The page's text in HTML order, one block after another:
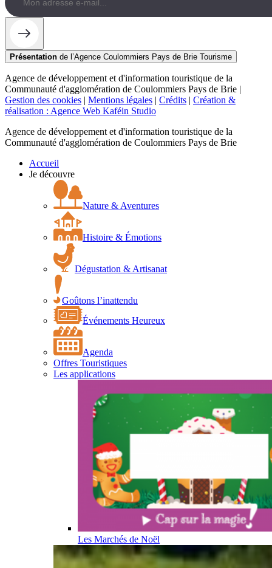
Présentation de l’Agence Coulommiers Pays de Brie Tourisme
Agence de développement et d'information touristique de la
Communauté d'agglomération de Coulommiers Pays de Brie |
Gestion des cookies | Mentions légales | Crédits | Création &
réalisation : Agence Web Kaféin Studio
Agence de développement et d'information touristique de la
Communauté d'agglomération de Coulommiers Pays de Brie
Accueil
Je découvre
Nature & Aventures
Histoire & Émotions
Dégustation & Artisanat
Goûtons l’inattendu
Événements Heureux
Agenda
Offres Touristiques
Les applications
Les Marchés de Noël